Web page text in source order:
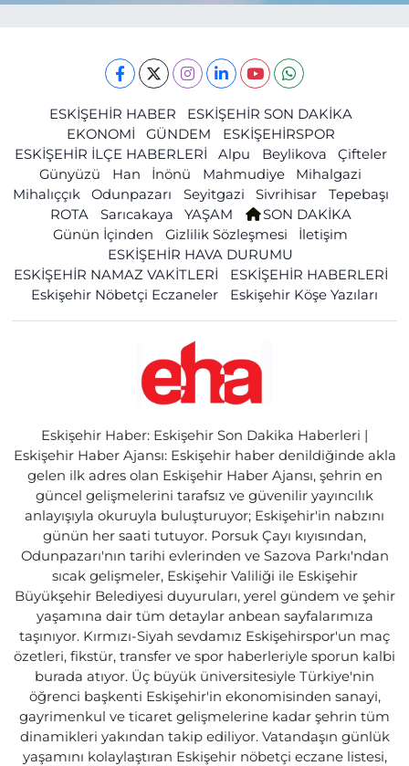
ESKİŞEHİR HABER
ESKİŞEHİR SON DAKİKA
EKONOMİ
GÜNDEM
ESKİŞEHİRSPOR
ESKİŞEHİR İLÇE HABERLERİ
Alpu Beylikova
Çifteler
Günyüzü
Han İnönü Mahmudiye
Mihalgazi
Mihalıççık
Odunpazarı Seyitgazi Sivrihisar
Tepebaşı
ROTA
Sarıcakaya YAŞAM
SON DAKİKA
Günün İçinden
Gizlilik Sözleşmesi
İletişim
ESKİŞEHİR HAVA DURUMU
ESKİŞEHİR NAMAZ VAKİTLERİ
ESKİŞEHİR HABERLERİ
Eskişehir Nöbetçi Eczaneler
Eskişehir Köşe Yazıları
Eskişehir Haber: Eskişehir Son Dakika Haberleri |
Eskişehir Haber Ajansı: Eskişehir haber denildiğinde akla
gelen ilk adres olan Eskişehir Haber Ajansı, şehrin en
güncel gelişmelerini tarafsız ve güvenilir yayıncılık
anlayışıyla okuruyla buluşturuyor; Eskişehir'in nabzını
günün her saati tutuyor. Porsuk Çayı kıyısından,
Odunpazarı'nın tarihi evlerinden ve Sazova Parkı'ndan
sıcak gelişmeler, Eskişehir Valiliği ile Eskişehir
Büyükşehir Belediyesi duyuruları, yerel gündem ve şehir
yaşamına dair tüm detaylar anbean sayfalarımıza
taşınıyor. Kırmızı-Siyah sevdamız Eskişehirspor'un maç
özetleri, fikstür, transfer ve spor haberleriyle sporun kalbi
burada atıyor. Üç büyük üniversitesiyle Türkiye'nin
öğrenci başkenti Eskişehir'in ekonomisinden sanayi,
gayrimenkul ve ticaret gelişmelerine kadar şehrin tüm
dinamikleri yakından takip ediliyor. Vatandaşın günlük
yaşamını kolaylaştıran Eskişehir nöbetçi eczane listesi,